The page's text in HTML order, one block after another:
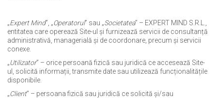
„Expert Mind”, „Operatorul” sau „Societatea” – EXPERT MIND S.R.L.,
entitatea care operează Site-ul și furnizează servicii de consultanță
administrativă, managerială și de coordonare, precum și servicii
conexe.
„Utilizator” – orice persoană fizică sau juridică ce accesează Site-
ul, solicită informații, transmite date sau utilizează funcționalitățile
disponibile.
„Client” – persoana fizică sau juridică ce solicită și/sau